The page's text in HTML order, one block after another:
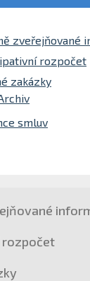
zveřejňované
rozpočet
zakázky
smluv
rozpočet